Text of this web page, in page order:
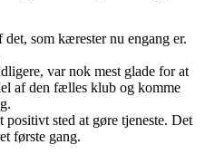
som kærester nu engang er.
var nok mest glade for at
af den fælles klub og komme
sted at gøre tjeneste. Det
første gang.